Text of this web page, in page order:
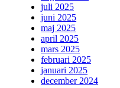
juli 2025
juni 2025
maj 2025
april 2025
mars 2025
februari 2025
januari 2025
december 2024